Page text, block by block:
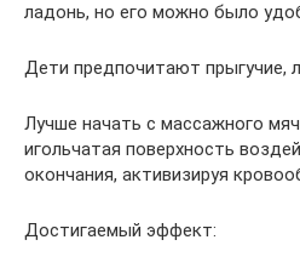
ладонь, но его можно было
Дети предпочитают прыгучие,
Лучше начать с массажного
игольчатая поверхность
окончания, активизируя
Достигаемый эффект: